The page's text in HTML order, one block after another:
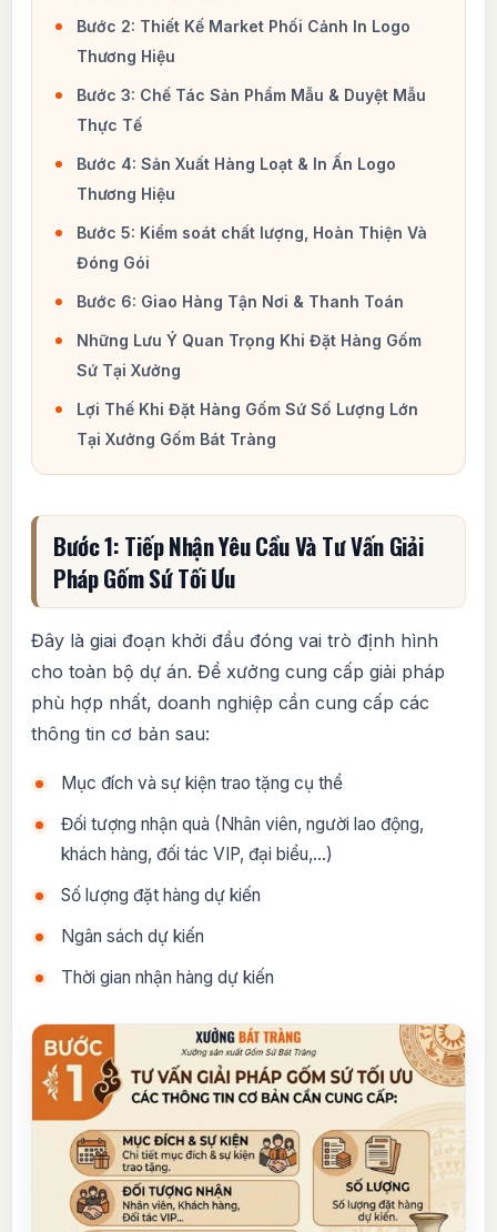
Bước 2: Thiết Kế Market Phối Cảnh In Logo
Thương Hiệu
Bước 3: Chế Tác Sản Phẩm Mẫu & Duyệt Mẫu
Thực Tế
Bước 4: Sản Xuất Hàng Loạt & In Ấn Logo
Thương Hiệu
Bước 5: Kiểm soát chất lượng, Hoàn Thiện Và
Đóng Gói
Bước 6: Giao Hàng Tận Nơi & Thanh Toán
Những Lưu Ý Quan Trọng Khi Đặt Hàng Gốm
Sứ Tại Xưởng
Lợi Thế Khi Đặt Hàng Gốm Sứ Số Lượng Lớn
Tại Xưởng Gốm Bát Tràng
Bước 1: Tiếp Nhận Yêu Cầu Và Tư Vấn Giải
Pháp Gốm Sứ Tối Ưu
Đây là giai đoạn khởi đầu đóng vai trò định hình
cho toàn bộ dự án. Để xưởng cung cấp giải pháp
phù hợp nhất, doanh nghiệp cần cung cấp các
thông tin cơ bản sau:
Mục đích và sự kiện trao tặng cụ thể
Đối tượng nhận quà (Nhân viên, người lao động,
khách hàng, đối tác VIP, đại biểu,…)
Số lượng đặt hàng dự kiến
Ngân sách dự kiến
Thời gian nhận hàng dự kiến